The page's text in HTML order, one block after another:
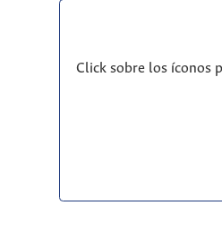
Click sobre los íconos